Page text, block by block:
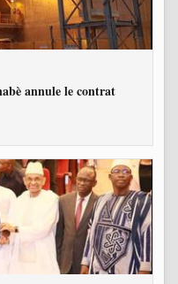
annule le contrat